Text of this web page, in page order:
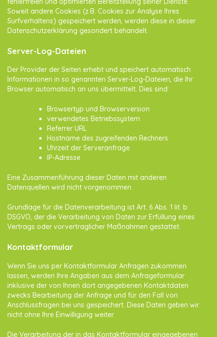
Soweit andere Cookies (z.B. Cookies zur Analyse Ihres
Surfverhaltens) gespeichert werden, werden diese in dieser
Datenschutzerklärung gesondert behandelt.
Server-Log-Dateien
Der Provider der Seiten erhebt und speichert automatisch
Informationen in so genannten Server-Log-Dateien, die Ihr
Browser automatisch an uns übermittelt. Dies sind:
Browsertyp und Browserversion
verwendetes Betriebssystem
Referrer URL
Hostname des zugreifenden Rechners
Uhrzeit der Serveranfrage
IP-Adresse
Eine Zusammenführung dieser Daten mit anderen
Datenquellen wird nicht vorgenommen.
Grundlage für die Datenverarbeitung ist Art. 6 Abs. 1 lit. b
DSGVO, der die Verarbeitung von Daten zur Erfüllung eines
Vertrags oder vorvertraglicher Maßnahmen gestattet.
Kontaktformular
Wenn Sie uns per Kontaktformular Anfragen zukommen
lassen, werden Ihre Angaben aus dem Anfrageformular
inklusive der von Ihnen dort angegebenen Kontaktdaten
zwecks Bearbeitung der Anfrage und für den Fall von
Anschlussfragen bei uns gespeichert. Diese Daten geben wir
nicht ohne Ihre Einwilligung weiter.
Die Verarbeitung der in das Kontaktformular eingegebenen